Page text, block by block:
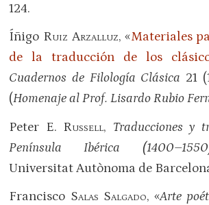
124.
Íñigo Ruiz Arzalluz, «Materiales
de la traducción de los
Cuadernos de Filología Clásica 21
(Homenaje al Prof. Lisardo Rubio
Peter E. Russell, Traducciones y
Península Ibérica
Universitat Autònoma de
Francisco Salas Salgado, «Arte